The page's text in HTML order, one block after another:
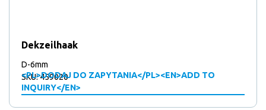
Dekzeilhaak
D-6mm
<PL>DODAJ DO ZAPYTANIA</PL><EN>ADD TO
INQUIRY</EN>
SKU: 459020